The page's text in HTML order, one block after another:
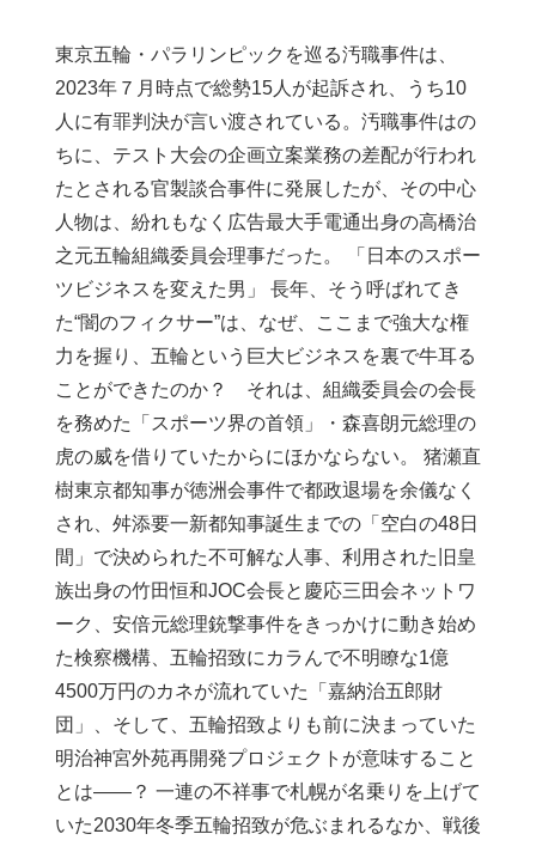
東京五輪・パラリンピックを巡る汚職事件は、
2023年７月時点で総勢15人が起訴され、うち10
人に有罪判決が言い渡されている。汚職事件はの
ちに、テスト大会の企画立案業務の差配が行われ
たとされる官製談合事件に発展したが、その中心
人物は、紛れもなく広告最大手電通出身の高橋治
之元五輪組織委員会理事だった。 「日本のスポー
ツビジネスを変えた男」 長年、そう呼ばれてき
た“闇のフィクサー”は、なぜ、ここまで強大な権
力を握り、五輪という巨大ビジネスを裏で牛耳る
ことができたのか？ それは、組織委員会の会長
を務めた「スポーツ界の首領」・森喜朗元総理の
虎の威を借りていたからにほかならない。 猪瀬直
樹東京都知事が徳洲会事件で都政退場を余儀なく
され、舛添要一新都知事誕生までの「空白の48日
間」で決められた不可解な人事、利用された旧皇
族出身の竹田恒和JOC会長と慶応三田会ネットワ
ーク、安倍元総理銃撃事件をきっかけに動き始め
た検察機構、五輪招致にカラんで不明瞭な1億
4500万円のカネが流れていた「嘉納治五郎財
団」、そして、五輪招致よりも前に決まっていた
明治神宮外苑再開発プロジェクトが意味すること
とは――？ 一連の不祥事で札幌が名乗りを上げて
いた2030年冬季五輪招致が危ぶまれるなか、戦後